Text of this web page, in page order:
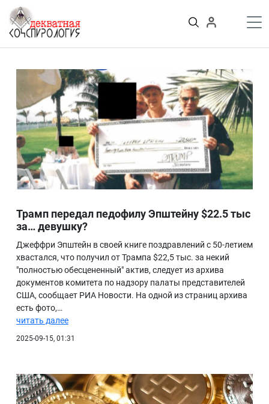
содержимому
Войти
Теории заговора
Тайные общества и секты
Власть
Деньги
Пороки
Криминал
Грязные деньги Украины
Здоровье
История и археология
Игромания
Неизведанное
Персоны
Практика
БИБЛИОТЕКА
ВИДЕО
ФОТО
Трамп передал педофилу Эпштейну $22.5 тыс
за… девушку?
Джеффри Эпштейн в своей книге поздравлений с 50-летием
хвастался, что получил от Трампа $22,5 тыс. за некий
"полностью обесцененный" актив, следует из архива
документов комитета по надзору палаты представителей
США, сообщает РИА Новости. На одной из страниц архива
есть фото,…
читать далее
2025-09-15, 01:31